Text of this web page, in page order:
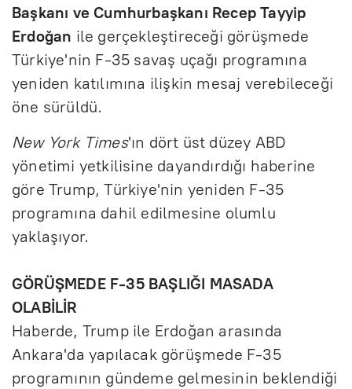
Başkanı ve Cumhurbaşkanı Recep Tayyip
Erdoğan ile gerçekleştireceği görüşmede
Türkiye'nin F-35 savaş uçağı programına
yeniden katılımına ilişkin mesaj verebileceği
öne sürüldü.
New York Times'ın dört üst düzey ABD
yönetimi yetkilisine dayandırdığı haberine
göre Trump, Türkiye'nin yeniden F-35
programına dahil edilmesine olumlu
yaklaşıyor.
GÖRÜŞMEDE F-35 BAŞLIĞI MASADA
OLABİLİR
Haberde, Trump ile Erdoğan arasında
Ankara'da yapılacak görüşmede F-35
programının gündeme gelmesinin beklendiği